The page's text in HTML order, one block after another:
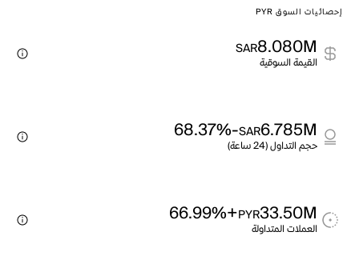
إحصائيات السوق PYR
8.080M
SAR
القيمة السوقية
6.785M
SAR
-68.37%
حجم التداول (24 ساعة)
33.50M
PYR
+66.99%
العملات المتداولة